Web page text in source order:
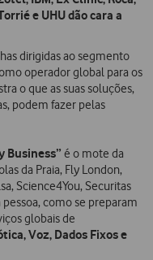
e UHU dão cara a
dirigidas ao segmento
operador global para os
o que as suas soluções,
podem fazer pelas
Business” é o mote da
da Praia, Fly London,
Science4You, Securitas
como se preparam
globais de
Voz, Dados Fixos e